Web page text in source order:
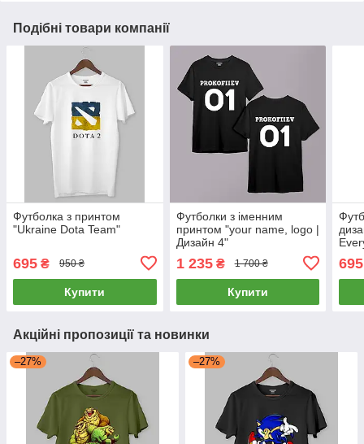
Подібні товари компанії
Футболка з принтом
"Ukraine Dota Team"
695 ₴ 950 ₴
Купити
Футболки з іменним
принтом "your name, logo |
Дизайн 4"
1 235₴ 1 700 ₴
Купити
695
Акційні пропозиції та новинки
–27% –27%